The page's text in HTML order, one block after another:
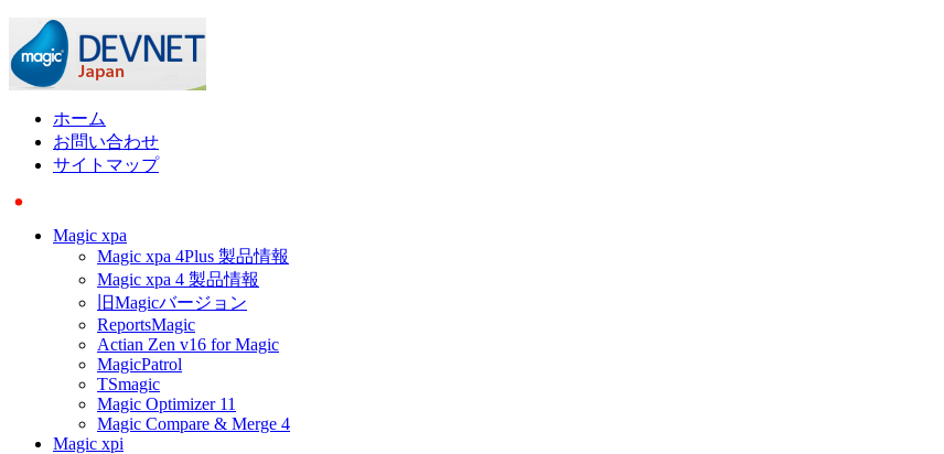
ホーム
お問い合わせ
サイトマップ
Magic xpa
Magic xpa 4Plus 製品情報
Magic xpa 4 製品情報
旧Magicバージョン
ReportsMagic
Actian Zen v16 for Magic
MagicPatrol
TSmagic
Magic Optimizer 11
Magic Compare & Merge 4
Magic xpi